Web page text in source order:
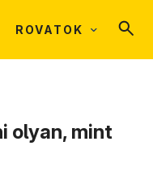
ROVATOK
olyan, mint